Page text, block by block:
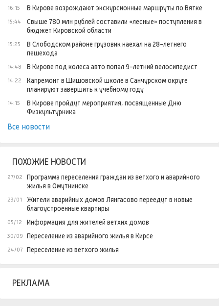
16:15 В Кирове возрождают экскурсионные маршруты по Вятке
15:44
Свыше 780 млн рублей составили «лесные» поступления в
бюджет Кировской области
15:25
В Слободском районе грузовик наехал на 28-летнего
пешехода
14:48 В Кирове под колеса авто попал 9-летний велосипедист
14:22
Капремонт в Шишовской школе в Санчурском округе
планируют завершить к учебному году
14:15
В Кирове пройдут мероприятия, посвященные Дню
Физкультурника
Все новости
ПОХОЖИЕ НОВОСТИ
27/02
Программа переселения граждан из ветхого и аварийного
жилья в Омутнинске
23/01
Жители аварийных домов Лянгасово переедут в новые
благоустроенные квартиры
05/12 Информация для жителей ветхих домов
30/09 Переселение из аварийного жилья в Кирсе
24/07 Переселение из ветхого жилья
РЕКЛАМА